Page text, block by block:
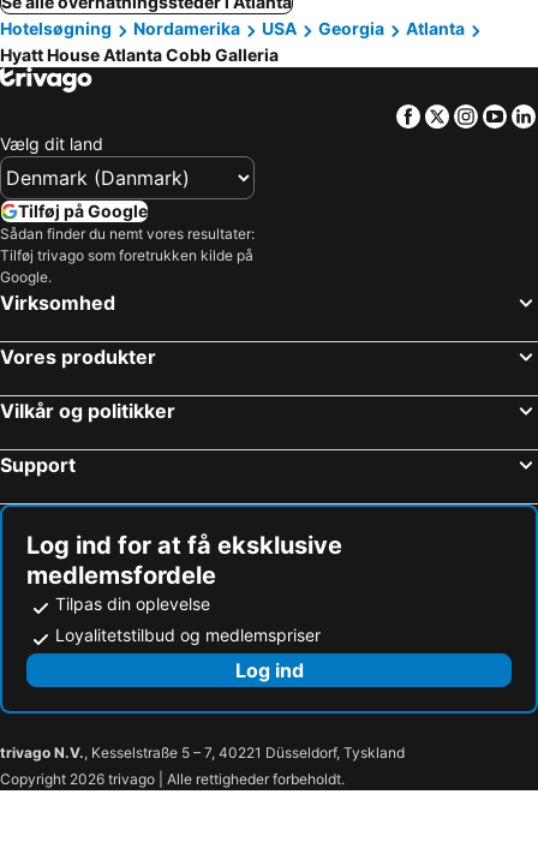
Hotelsøgning
Nordamerika USA Georgia
Atlanta
Hyatt House Atlanta Cobb Galleria
Facebook
Twitter
Vælg dit land
Tilføj på Google
Sådan finder du nemt vores resultater:
Tilføj trivago som foretrukken kilde på
Google.
Virksomhed
Vores produkter
Vilkår og politikker
Support
Log ind for at få eksklusive
medlemsfordele
Tilpas din oplevelse
Loyalitetstilbud og medlemspriser
Log ind
trivago N.V., Kesselstraße 5 – 7, 40221 Düsseldorf, Tyskland
Copyright 2026 trivago | Alle rettigheder forbeholdt.